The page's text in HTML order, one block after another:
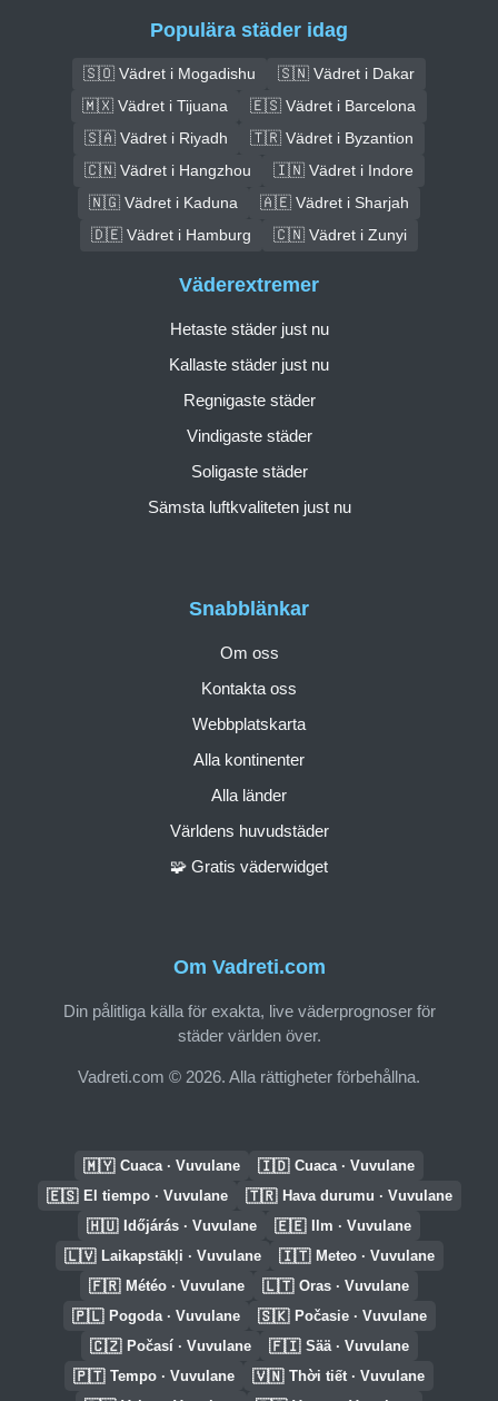
Populära städer idag
🇸🇴 Vädret i Mogadishu
🇸🇳 Vädret i Dakar
🇲🇽 Vädret i Tijuana
🇪🇸 Vädret i Barcelona
🇸🇦 Vädret i Riyadh
🇹🇷 Vädret i Byzantion
🇨🇳 Vädret i Hangzhou
🇮🇳 Vädret i Indore
🇳🇬 Vädret i Kaduna
🇦🇪 Vädret i Sharjah
🇩🇪 Vädret i Hamburg
🇨🇳 Vädret i Zunyi
Om Vadreti.com
Din pålitliga källa för exakta, live väderprognoser för
städer världen över.
Vadreti.com © 2026. Alla rättigheter förbehållna.
Snabblänkar
Om oss
Kontakta oss
Webbplatskarta
Alla kontinenter
Alla länder
Världens huvudstäder
🧩 Gratis väderwidget
Väderextremer
Hetaste städer just nu
Kallaste städer just nu
Regnigaste städer
Vindigaste städer
Soligaste städer
Sämsta luftkvaliteten just nu
🇲🇾 Cuaca · Vuvulane 🇮🇩 Cuaca · Vuvulane
🇪🇸 El tiempo · Vuvulane 🇹🇷 Hava durumu · Vuvulane
🇭🇺 Időjárás · Vuvulane 🇪🇪 Ilm · Vuvulane
🇱🇻 Laikapstākļi · Vuvulane 🇮🇹 Meteo · Vuvulane
🇫🇷 Météo · Vuvulane 🇱🇹 Oras · Vuvulane
🇵🇱 Pogoda · Vuvulane 🇸🇰 Počasie · Vuvulane
🇨🇿 Počasí · Vuvulane 🇫🇮 Sää · Vuvulane
🇵🇹 Tempo · Vuvulane 🇻🇳 Thời tiết · Vuvulane